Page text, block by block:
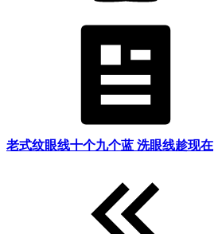
老式纹眼线十个九个蓝 洗眼线趁现在